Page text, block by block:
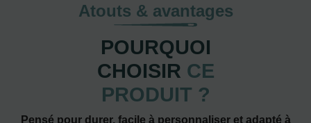
Atouts & avantages
POURQUOI
CHOISIR CE
PRODUIT ?
Pensé pour durer, facile à personnaliser et adapté à